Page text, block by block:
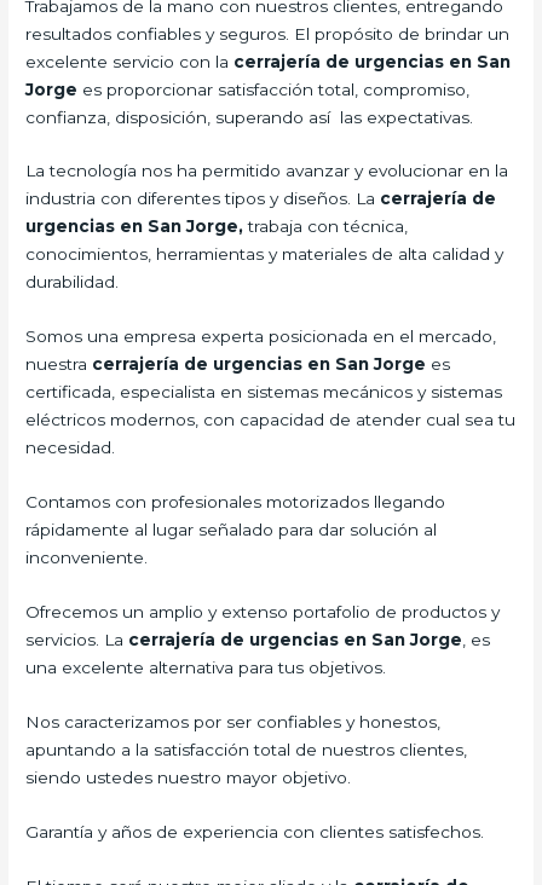
Trabajamos de la mano con nuestros clientes, entregando
resultados confiables y seguros. El propósito de brindar un
excelente servicio con la cerrajería de urgencias en San
Jorge es proporcionar satisfacción total, compromiso,
confianza, disposición, superando así las expectativas.
La tecnología nos ha permitido avanzar y evolucionar en la
industria con diferentes tipos y diseños. La cerrajería de
urgencias en San Jorge,trabaja con técnica,
conocimientos, herramientas y materiales de alta calidad y
durabilidad.
Somos una empresa experta posicionada en el mercado,
nuestra cerrajería de urgencias en San Jorge es
certificada, especialista en sistemas mecánicos y sistemas
eléctricos modernos, con capacidad de atender cual sea tu
necesidad.
Contamos con profesionales motorizados llegando
rápidamente al lugar señalado para dar solución al
inconveniente.
Ofrecemos un amplio y extenso portafolio de productos y
servicios. La cerrajería de urgencias en San Jorge , es
una excelente alternativa para tus objetivos.
Nos caracterizamos por ser confiables y honestos,
apuntando a la satisfacción total de nuestros clientes,
siendo ustedes nuestro mayor objetivo.
Garantía y años de experiencia con clientes satisfechos.